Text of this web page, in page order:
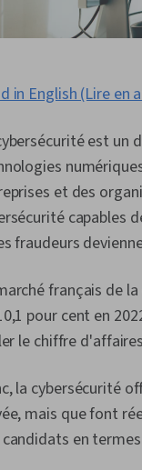
in English (Lire en
est un
et des
capables
fraudeurs
français de
pour cent en
le chiffre
la cybersécurité
mais que font
en